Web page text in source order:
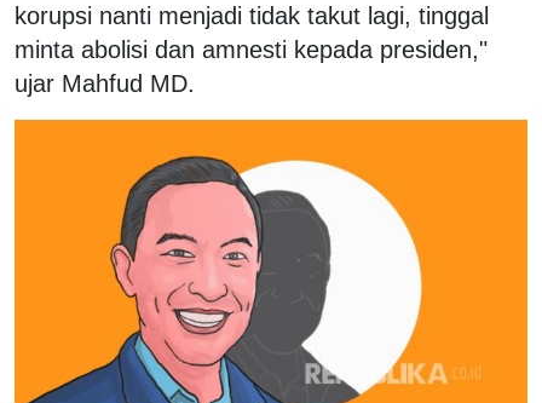
korupsi nanti menjadi tidak takut lagi, tinggal
minta abolisi dan amnesti kepada presiden,"
ujar Mahfud MD.